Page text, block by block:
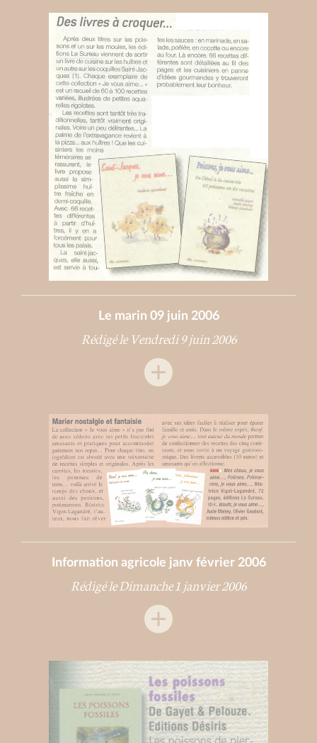
Le marin 09 juin 2006
Rédigé le Vendredi 9 juin 2006
Information agricole janv février 2006
Rédigé le Dimanche 1 janvier 2006